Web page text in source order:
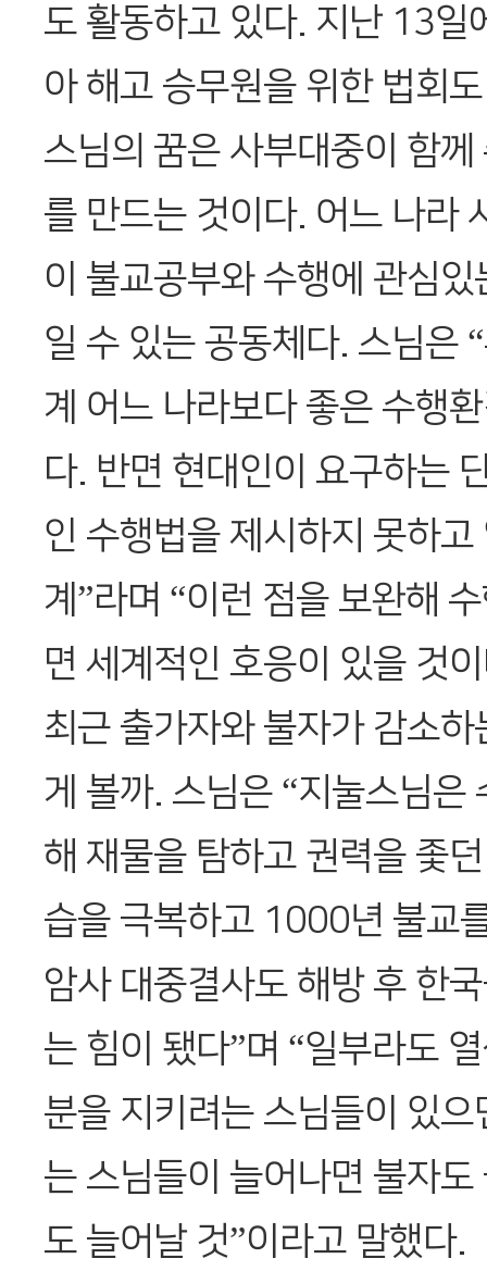
도 활동하고 있다. 지난 13일
아 해고 승무원을 위한 법회
스님의 꿈은 사부대중이 함
를 만드는 것이다. 어느 나라
이 불교공부와 수행에 관심
일 수 있는 공동체다. 스님은
계 어느 나라보다 좋은 수행
다. 반면 현대인이 요구하는
인 수행법을 제시하지 못하고
계”라며 “이런 점을 보완해
면 세계적인 호응이 있을 것
최근 출가자와 불자가 감소
게 볼까. 스님은 “지눌스님은
해 재물을 탐하고 권력을 좇
습을 극복하고 1000년 불교
암사 대중결사도 해방 후 한
는 힘이 됐다”며 “일부라도
분을 지키려는 스님들이 있으
는 스님들이 늘어나면 불자
도 늘어날 것”이라고 말했다.